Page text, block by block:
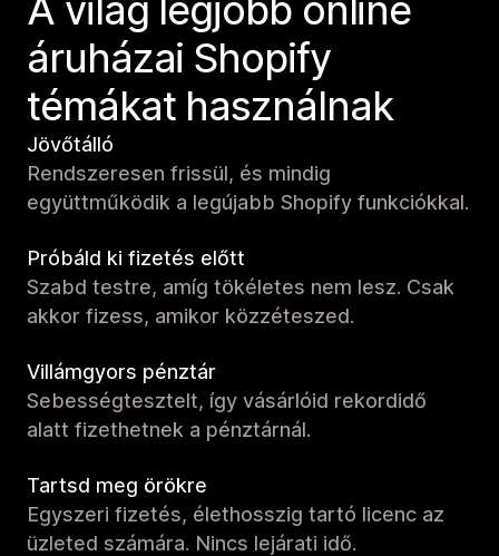
A világ legjobb online
áruházai Shopify
témákat használnak
Jövőtálló
Rendszeresen frissül, és mindig
együttműködik a legújabb Shopify funkciókkal.
Próbáld ki fizetés előtt
Szabd testre, amíg tökéletes nem lesz. Csak
akkor fizess, amikor közzéteszed.
Villámgyors pénztár
Sebességtesztelt, így vásárlóid rekordidő
alatt fizethetnek a pénztárnál.
Tartsd meg örökre
Egyszeri fizetés, élethosszig tartó licenc az
üzleted számára. Nincs lejárati idő.